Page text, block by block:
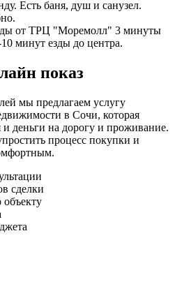
Есть баня, душ и санузел.
от ТРЦ "Моремолл" 3 минуты
минут езды до центра.
показ
мы предлагаем услугу
в Сочи, которая
и деньги на дорогу и проживание.
процесс покупки и
сделки